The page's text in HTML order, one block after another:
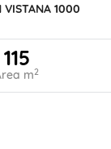
VISTANA 1000
115
m2